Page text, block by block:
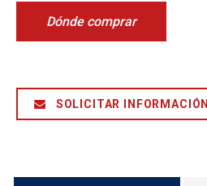
Dónde comprar
SOLICITAR INFORMACIÓN